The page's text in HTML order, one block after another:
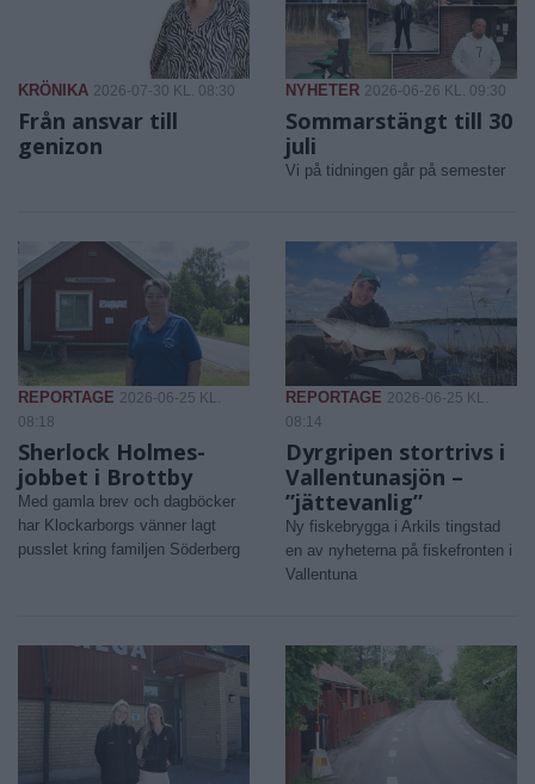
KRÖNIKA 2026-07-30 KL. 08:30
Från ansvar till
genizon
NYHETER 2026-06-26 KL. 09:30
Sommarstängt till 30
juli
Vi på tidningen går på semester
REPORTAGE 2026-06-25 KL.
08:18
Sherlock Holmes-
jobbet i Brottby
Med gamla brev och dagböcker
har Klockarborgs vänner lagt
pusslet kring familjen Söderberg
REPORTAGE 2026-06-25 KL.
08:14
Dyrgripen stortrivs i
Vallentunasjön –
”jättevanlig”
Ny fiskebrygga i Arkils tingstad
en av nyheterna på fiskefronten i
Vallentuna